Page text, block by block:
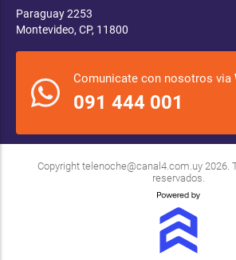
Paraguay 2253
Montevideo, CP, 11800
Comunicate con nosotros via
091 444 001
Copyright telenoche@canal4.com.uy2026.
reservados.